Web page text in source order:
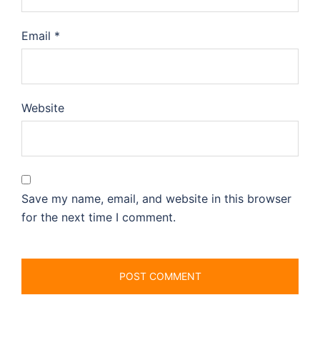
Email *
Website
Save my name, email, and website in this browser
for the next time I comment.